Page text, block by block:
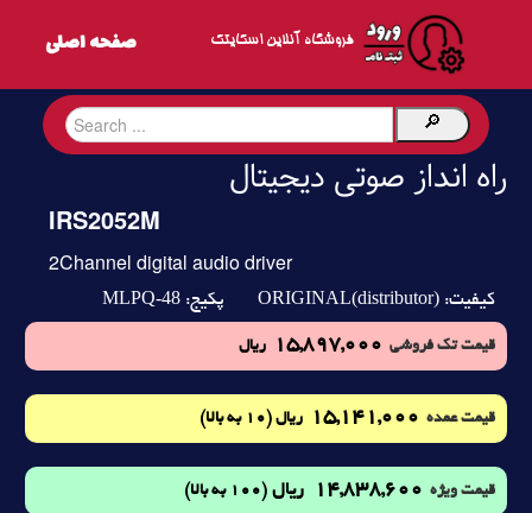
فروشگاه آنلاین اسکایتک
راه انداز صوتی دیجیتال
IRS2052M
2Channel digital audio driver
کیفیت: ORIGINAL(distributor) پکیج: MLPQ-48
قیمت تک فروشی 15,897,000 ریال
قیمت عمده 15,141,000 ریال (10 به بالا)
قیمت ویژه 14,838,600 ریال (100 به بالا)